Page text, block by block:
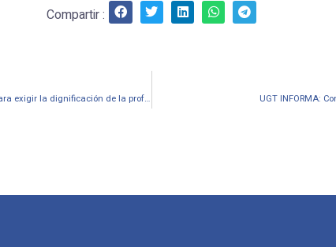
Compartir :
UGT Enseñanza lanza una campaña de ‘píldoras informativas’ para exigir la dignificación de la profesión docente UGT INFORMA: